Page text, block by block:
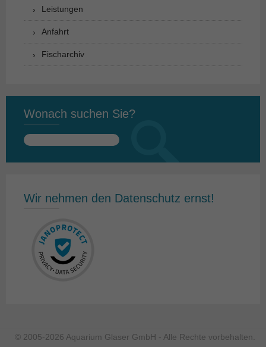
Leistungen
Anfahrt
Fischarchiv
Wonach suchen Sie?
Suchen
Wir nehmen den Datenschutz ernst!
© 2005-2026 Aquarium Glaser GmbH - Alle Rechte vorbehalten.